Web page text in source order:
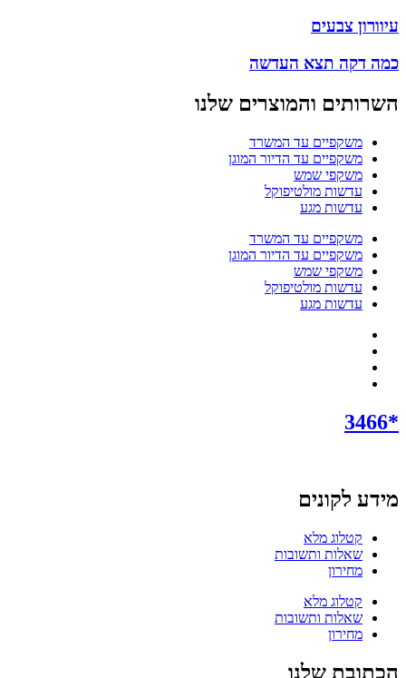
עיוורון צבעים
כמה דקה תצא העדשה
השרותים והמוצרים שלנו
משקפיים עד המשרד
משקפיים עד הדיור המוגן
משקפי שמש
עדשות מולטיפוקל
עדשות מגע
משקפיים עד המשרד
משקפיים עד הדיור המוגן
משקפי שמש
עדשות מולטיפוקל
עדשות מגע
*3466
מידע לקונים
קטלוג מלא
שאלות ותשובות
מחירון
קטלוג מלא
שאלות ותשובות
מחירון
הכתובת שלנו